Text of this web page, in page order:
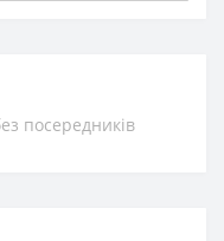
посередників